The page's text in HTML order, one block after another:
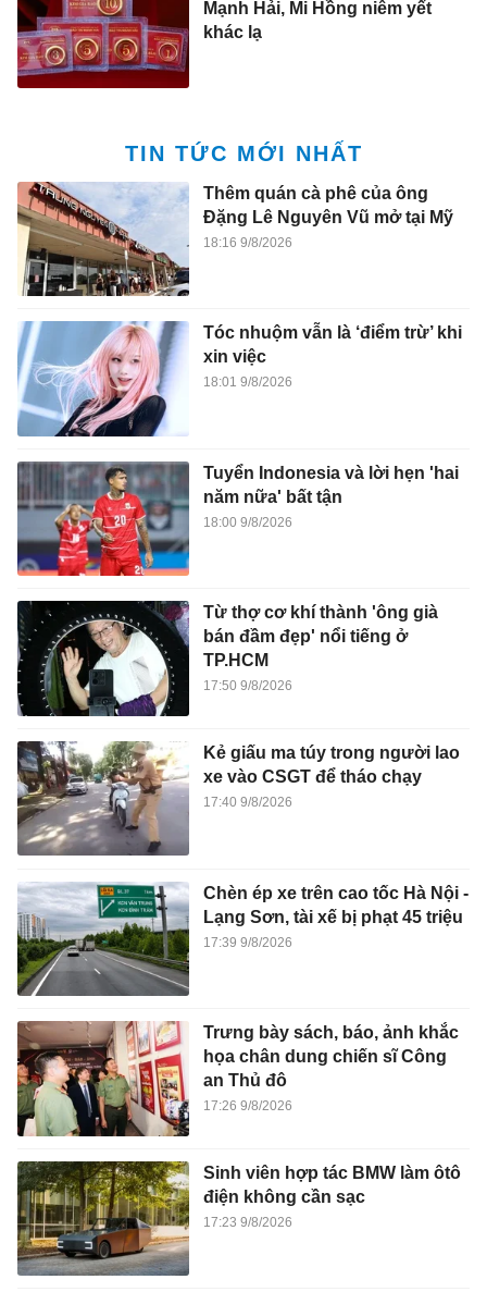
Mạnh Hải, Mi Hồng niêm yết
khác lạ
TIN TỨC MỚI NHẤT
Thêm quán cà phê của ông
Đặng Lê Nguyên Vũ mở tại Mỹ
18:16 9/8/2026
Tóc nhuộm vẫn là ‘điểm trừ’ khi
xin việc
18:01 9/8/2026
Tuyển Indonesia và lời hẹn 'hai
năm nữa' bất tận
18:00 9/8/2026
Từ thợ cơ khí thành 'ông già
bán đầm đẹp' nổi tiếng ở
TP.HCM
17:50 9/8/2026
Kẻ giấu ma túy trong người lao
xe vào CSGT để tháo chạy
17:40 9/8/2026
Chèn ép xe trên cao tốc Hà Nội -
Lạng Sơn, tài xế bị phạt 45 triệu
17:39 9/8/2026
Trưng bày sách, báo, ảnh khắc
họa chân dung chiến sĩ Công
an Thủ đô
17:26 9/8/2026
Sinh viên hợp tác BMW làm ôtô
điện không cần sạc
17:23 9/8/2026